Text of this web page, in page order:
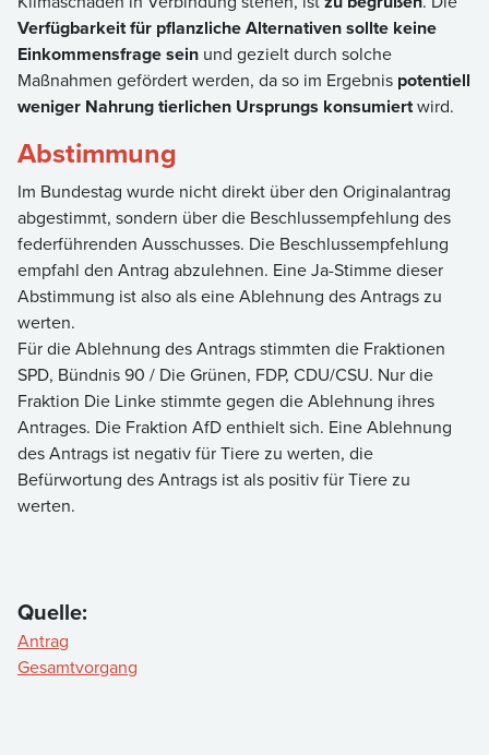
Verfügbarkeit für pflanzliche Alternativen sollte keine
Einkommensfrage sein und gezielt durch solche
Maßnahmen gefördert werden, da so im Ergebnis potentiell
weniger Nahrung tierlichen Ursprungs konsumiertwird.
Abstimmung
Im Bundestag wurde nicht direkt über den Originalantrag
abgestimmt, sondern über die Beschlussempfehlung des
federführenden Ausschusses. Die Beschlussempfehlung
empfahl den Antrag abzulehnen. Eine Ja-Stimme dieser
Abstimmung ist also als eine Ablehnung des Antrags zu
werten.
Für die Ablehnung des Antrags stimmten die Fraktionen
SPD, Bündnis 90 / Die Grünen, FDP, CDU/CSU. Nur die
Fraktion Die Linke stimmte gegen die Ablehnung ihres
Antrages. Die Fraktion AfD enthielt sich. Eine Ablehnung
des Antrags ist negativ für Tiere zu werten, die
Befürwortung des Antrags ist als positiv für Tiere zu
werten.
Quelle:
Antrag
Gesamtvorgang